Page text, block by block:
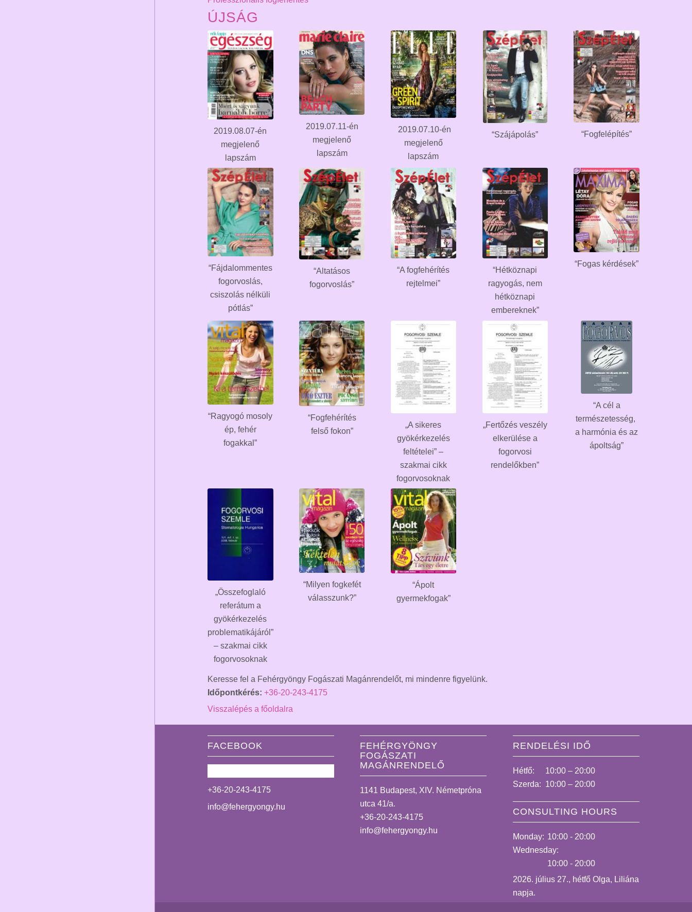
ÚJSÁG
2019.08.07-én
megjelenő
lapszám
2019.07.11-én
megjelenő
lapszám
2019.07.10-én
megjelenő
lapszám
“Szájápolás” “Fogfelépítés”
“Fájdalommentes
fogorvoslás,
csiszolás nélküli
pótlás”
“Altatásos
fogorvoslás”
“A fogfehérítés
rejtelmei”
“Hétköznapi
ragyogás, nem
hétköznapi
embereknek”
“Fogas kérdések”
“Ragyogó mosoly
ép, fehér
fogakkal”
“Fogfehérítés
felső fokon”
„A sikeres
gyökérkezelés
feltételei” –
szakmai cikk
fogorvosoknak
„Fertőzés veszély
elkerülése a
fogorvosi
rendelőkben”
“A cél a
természetesség,
a harmónia és az
ápoltság”
„Összefoglaló
referátum a
gyökérkezelés
problematikájáról”
– szakmai cikk
fogorvosoknak
“Milyen fogkefét
válasszunk?”
“Ápolt
gyermekfogak”
Keresse fel a Fehérgyöngy Fogászati Magánrendelőt, mi mindenre figyelünk.
Időpontkérés: +36-20-243-4175
Visszalépés a főoldalra
FACEBOOK
+36-20-243-4175
info@fehergyongy.hu
FEHÉRGYÖNGY
FOGÁSZATI
MAGÁNRENDELŐ
1141 Budapest, XIV. Németpróna
utca 41/a.
+36-20-243-4175
info@fehergyongy.hu
RENDELÉSI IDŐ
Hétfő:
10:00 – 20:00
Szerda: 10:00 – 20:00
CONSULTING HOURS
Monday: 10:00 - 20:00
Wednesday:
10:00 - 20:00
2026. július 27., hétfő Olga, Liliána
napja.